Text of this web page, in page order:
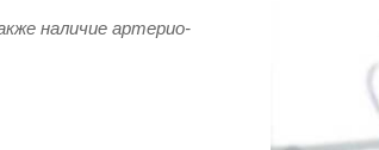
наличие артерио-